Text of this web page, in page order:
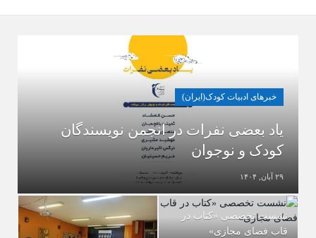
خبرهای ادبیات کودک(ایران)
یاد بعضی نفرات در انجمن نویسندگان
کودک و نوجوان
۲۹ آبان, ۱۴۰۴
نشست تخصصی «کتاب در
قاب فضای مجازی»